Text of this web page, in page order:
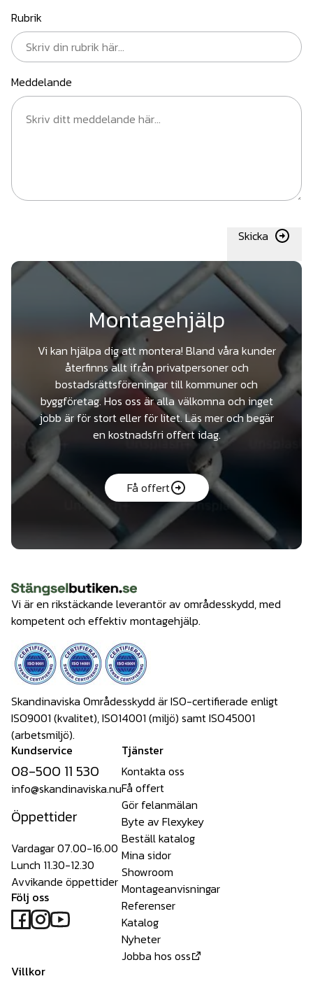
Rubrik
Meddelande
Skicka
Montagehjälp
Vi kan hjälpa dig att montera! Bland våra kunder
återfinns allt ifrån privatpersoner och
bostadsrättsföreningar till kommuner och
byggföretag. Hos oss är alla välkomna och inget
jobb är för stort eller för litet. Läs mer och begär
en kostnadsfri offert idag.
Få offert
Vi är en rikstäckande leverantör av områdesskydd, med
kompetent och effektiv montagehjälp.
Skandinaviska Områdesskydd är ISO-certifierade enligt
ISO9001 (kvalitet), ISO14001 (miljö) samt ISO45001
(arbetsmiljö).
Kundservice
08-500 11 530
info@skandinaviska.nu
Öppettider
Vardagar 07.00-16.00
Lunch 11.30-12.30
Avvikande öppettider
Följ oss
Tjänster
Kontakta oss
Få offert
Gör felanmälan
Byte av Flexykey
Beställ katalog
Mina sidor
Showroom
Montageanvisningar
Referenser
Katalog
Nyheter
Jobba hos oss
Villkor